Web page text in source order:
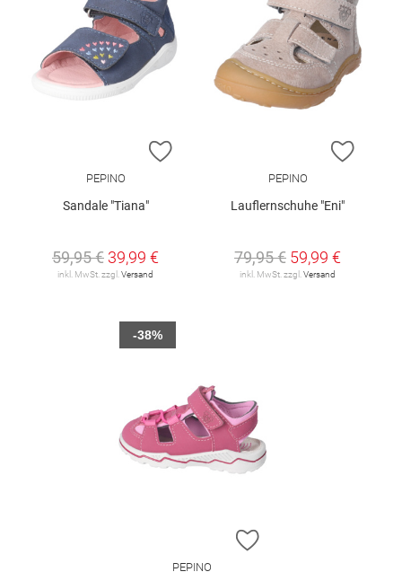
ZUR WUNSCHLISTE HINZUFÜGEN
PEPINO
Sandale "Tiana"
59,95 € 39,99 €
inkl. MwSt. zzgl. Versand
ZUR
PEPINO
Lauflernschuhe "Eni"
79,95 € 59,99 €
inkl. MwSt. zzgl. Versand
ZUR WUNSCHLISTE
PEPINO
-38%